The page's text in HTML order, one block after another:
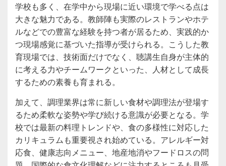
学校も多く、在学中から現場に近い環境で学べる点は
大きな魅力である。教師陣も実際のレストランやホテ
ルなどでの豊富な経験を持つ者が居るため、実践的か
つ現場感覚に基づいた指導が受けられる。こうした教
育現場では、技術面だけでなく、聴講生自身が主体的
に考える力やチームワークといった、人材として成長
するための素養も育まれる。
加えて、調理業界は常に新しい食材や調理法が登場す
るため柔軟な姿勢や学び続ける意識が必要となる。学
校では最新の料理トレンドや、食の多様性に対応した
カリキュラムも重要視され始めている。アレルギー対
応食、健康志向メニュー、地産地消やフードロスの問